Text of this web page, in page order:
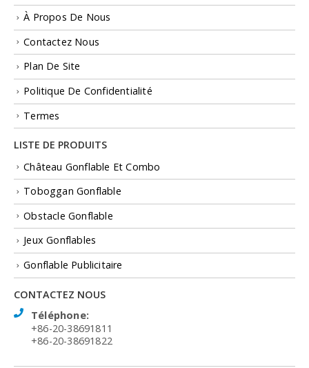
À Propos De Nous
Contactez Nous
Plan De Site
Politique De Confidentialité
Termes
LISTE DE PRODUITS
Château Gonflable Et Combo
Toboggan Gonflable
Obstacle Gonflable
Jeux Gonflables
Gonflable Publicitaire
CONTACTEZ NOUS
Téléphone:
+86-20-38691811
+86-20-38691822